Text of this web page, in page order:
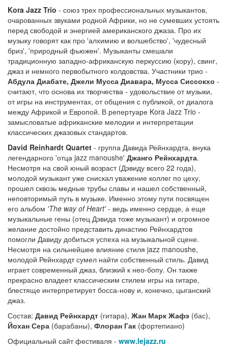
Kora Jazz Trio - союз трех профессиональных музыкантов,
очарованных звуками родной Африки, но не сумевших устоять
перед свободой и энергией американского джаза. Про их
музыку говорят как про 'алхимию и волшебство', 'чудесный
бриз', 'природный фьюжен'. Музыканты смешали
традиционную западно-африканскую перкуссию (кору), свинг,
джаз и немного первобытного колдовства. Участники трио -
Абдула Диабате, Джели Мусса Диавара, Мусса Сиссокхо -
считают, что основа их творчества - удовольствие от музыки,
от игры на инструментах, от общения с публикой, от диалога
между Африкой и Европой. В репертуаре Kora Jazz Trio -
замысловатые африканские мелодии и интерпретации
классических джазовых стандартов.
David Reinhardt Quartet - группа Давида Рейнхардта, внука
легендарного 'отца jazz manoushe' Джанго Рейнхардта.
Несмотря на свой юный возраст (Дэвиду всего 22 года),
молодой музыкант уже снискал уважение коллег по цеху,
прошел сквозь медные трубы славы и нашел собственный,
неповторимый путь в музыке. Именно этому пути посвящен
его альбом 'The way of Heart'- ведь именно сердце, а еще
музыкальные гены (отец Дэвида тоже музыкант) и огромное
желание достойно представить династию Рейнхардтов
помогли Давиду добиться успеха на музыкальной сцене.
Несмотря на сильнейшее влияние стиля jazz manoushe,
молодой Рейнхардт сумел найти собственный стиль. Давид
играет современный джаз, близкий к нео-бопу. Он также
прекрасно владеет классическим стилем игры на гитаре,
блестяще интерпретирует босса-нову и, конечно, цыганский
джаз.
Состав: Давид Рейнхардт (гитара), Жан Марк Жафэ (бас),
Йохан Сера (барабаны), Флоран Гак (фортепиано)
Официальный сайт фестиваля - www.lejazz.ru